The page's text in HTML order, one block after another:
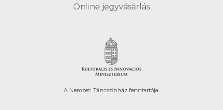
Online jegyvásárlás
A Nemzeti Táncszínház fenntartója.